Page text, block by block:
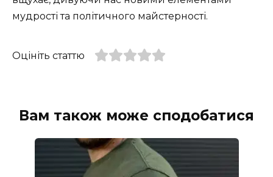
мудрості та політичного майстерності.
Оцініть статтю
Вам також може сподобатися